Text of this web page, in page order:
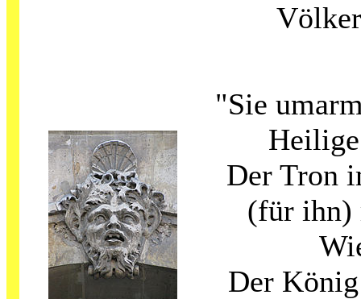
"Sie
Der Tron
(für ihn)
Der